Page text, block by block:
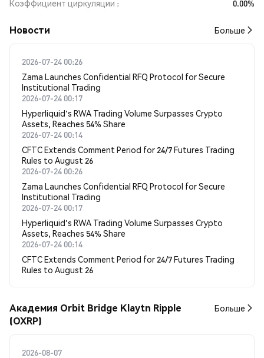
Коэффициент циркуляции
0.00%
Новости Больше
2026-07-24 00:26
Zama Launches Confidential RFQ Protocol for Secure
Institutional Trading
2026-07-24 00:17
Hyperliquid's RWA Trading Volume Surpasses Crypto
Assets, Reaches 54% Share
2026-07-24 00:14
CFTC Extends Comment Period for 24/7 Futures Trading
Rules to August 26
2026-07-24 00:26
Zama Launches Confidential RFQ Protocol for Secure
Institutional Trading
2026-07-24 00:17
Hyperliquid's RWA Trading Volume Surpasses Crypto
Assets, Reaches 54% Share
2026-07-24 00:14
CFTC Extends Comment Period for 24/7 Futures Trading
Rules to August 26
Академия Orbit Bridge Klaytn Ripple
(OXRP)
Больше
2026-08-07